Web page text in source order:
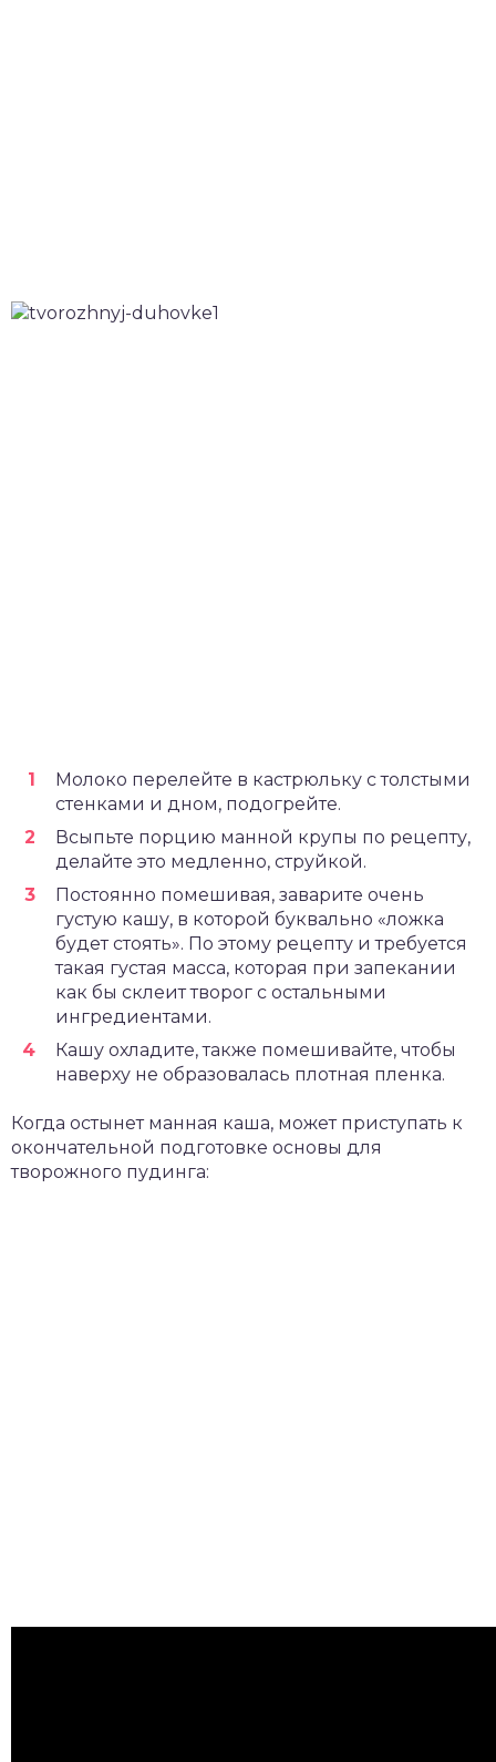
Молоко перелейте в кастрюльку с толстыми
стенками и дном, подогрейте.
Всыпьте порцию манной крупы по рецепту,
делайте это медленно, струйкой.
Постоянно помешивая, заварите очень
густую кашу, в которой буквально «ложка
будет стоять». По этому рецепту и требуется
такая густая масса, которая при запекании
как бы склеит творог с остальными
ингредиентами.
Кашу охладите, также помешивайте, чтобы
наверху не образовалась плотная пленка.
Когда остынет манная каша, может приступать к
окончательной подготовке основы для
творожного пудинга: